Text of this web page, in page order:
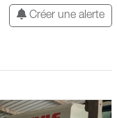
Créer une alerte